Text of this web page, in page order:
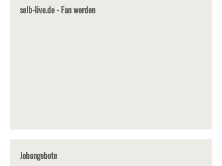
selb-live.de - Fan werden
Jobangebote